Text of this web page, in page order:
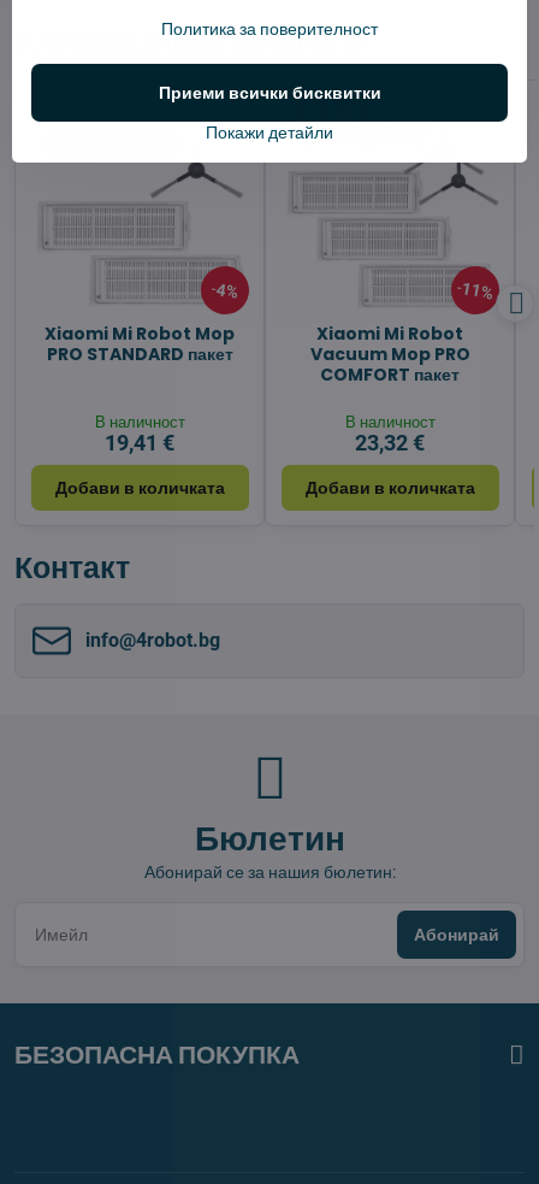
Алтернативни продукти
4%
Xiaomi Mi Robot Mop
PRO STANDARD пакет
В наличност
19,41 €
Добави в количката
11%
Xiaomi Mi Robot
Vacuum Mop PRO
COMFORT пакет
В наличност
23,32 €
Добави в количката
Контакт
info​@4robot​.bg
Бюлетин
Абонирай се за нашия бюлетин:
Абонирай
БЕЗОПАСНА ПОКУПКА
Политика за поверителност
Покажи детайли
Приеми всички бисквитки